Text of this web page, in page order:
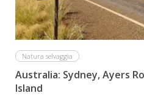
Natura selvaggia
Australia: Sydney, Ayers
Island